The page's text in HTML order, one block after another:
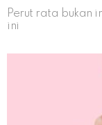
Perut rata bukan
ini